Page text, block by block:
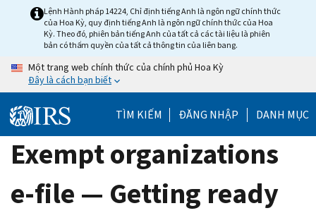
Lệnh Hành pháp 14224, Chỉ định tiếng Anh là ngôn ngữ chính thức
của Hoa Kỳ, quy định tiếng Anh là ngôn ngữ chính thức của Hoa
Kỳ. Theo đó, phiên bản tiếng Anh của tất cả các tài liệu là phiên
bản có thẩm quyền của tất cả thông tin của liên bang.
Một trang web chính thức của chính phủ Hoa Kỳ
Đây là cách bạn biết
TÌM KIẾM ĐĂNG NHẬP DANH MỤC
Exempt organizations
e-file — Getting ready